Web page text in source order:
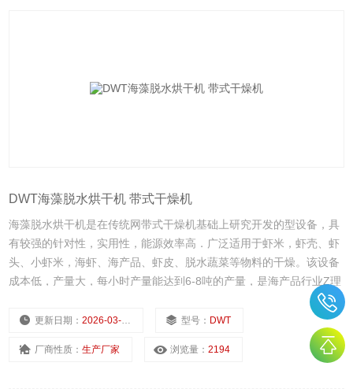
DWT海藻脱水烘干机 带式干燥机
海藻脱水烘干机是在传统网带式干燥机基础上研究开发的型设备，具
有较强的针对性，实用性，能源效率高．广泛适用于虾米，虾壳、虾
头、小虾米，海虾、海产品、虾皮、脱水蔬菜等物料的干燥。该设备
成本低，产量大，每小时产量能达到6-8吨的产量，是海产品行业Z理
更新日期：2026-03-02 型号： DWT
厂商性质：生产厂家 浏览量：2194